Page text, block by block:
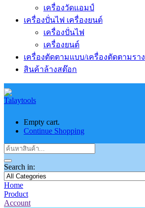
เครื่องวัดแอมป์
เครื่องปั่นไฟ เครื่องยนต์
เครื่องปั่นไฟ
เครื่องยนต์
เครื่องตัดตามแบบ/เครื่องตัดตามราง
สินค้าล้างสต๊อก
Empty cart.
Continue Shopping
Search in:
Home
Product
Account